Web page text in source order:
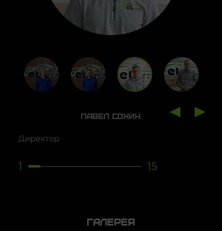
1 15
ПАВЕЛ СОХИН
Директор
Галерея